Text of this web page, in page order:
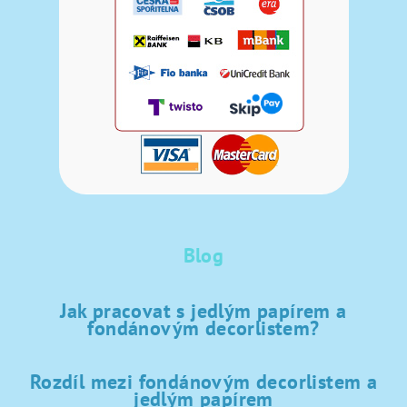
Blog
Jak pracovat s jedlým papírem a
fondánovým decorlistem?
Rozdíl mezi fondánovým decorlistem a
jedlým papírem